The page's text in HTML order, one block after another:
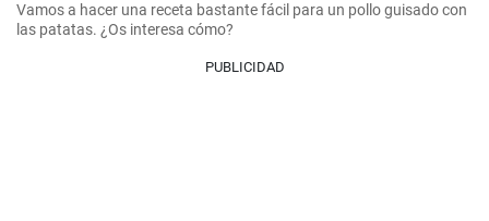
Vamos a hacer una receta bastante fácil para un pollo guisado con
las patatas. ¿Os interesa cómo?
PUBLICIDAD